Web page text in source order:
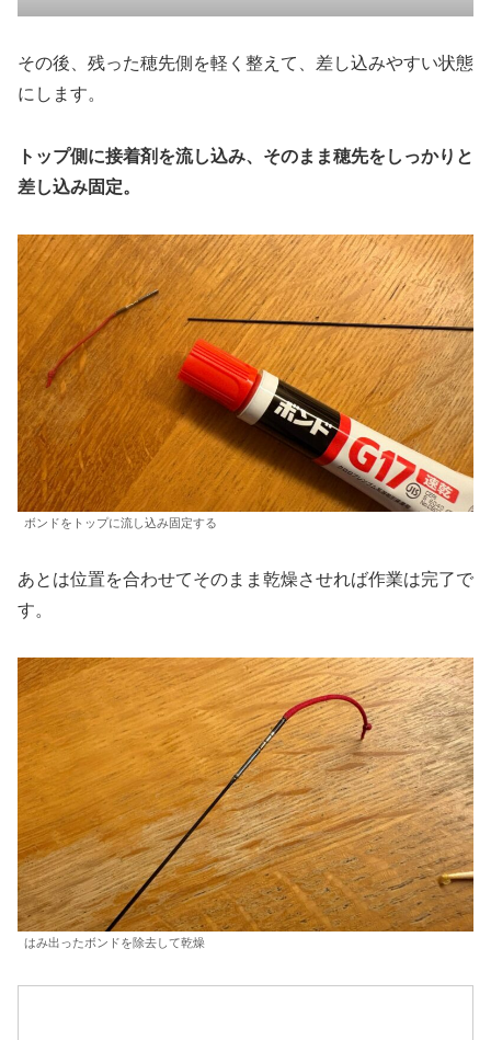
その後、残った穂先側を軽く整えて、差し込みやすい状態
にします。
トップ側に接着剤を流し込み、そのまま穂先をしっかりと
差し込み固定。
ボンドをトップに流し込み固定する
あとは位置を合わせてそのまま乾燥させれば作業は完了で
す。
はみ出ったボンドを除去して乾燥